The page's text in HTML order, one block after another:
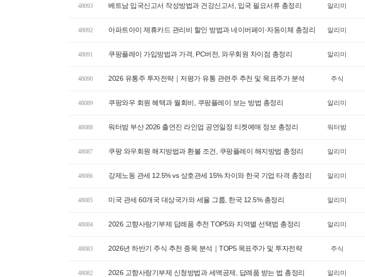
48093 베트남 입국신고서 작성방법과 건강신고서, 입국 필요서류 총정리 알리미
48092 아파트아이 제휴카드 관리비 할인 방법과 네이버페이·자동이체 총정리 알리미
48091 쿠팡플레이 가입방법과 가격, PC버전, 와우회원 차이점 총정리 알리미
48090 2026 유통주 투자전략｜저평가 유통 관련주 추천 및 목표주가 분석 주식
48089 쿠팡와우 회원 혜택과 월회비, 쿠팡플레이 보는 방법 총정리 알리미
48088 워터밤 부산 2026 출연진 라인업 공연일정 티켓예매 정보 총정리 워터밤
48087 쿠팡 와우회원 해지방법과 환불 조건, 쿠팡플레이 해지방법 총정리 알리미
48086 강제노동 관세 12.5% vs 상호관세 15% 차이와 한국 기업 타격 총정리 알리미
48085 미국 관세 60개국 대상국가와 세율 그룹, 한국 12.5% 총정리 알리미
48084 2026 고향사랑기부제 답례품 추천 TOP5와 지역별 선택법 총정리 알리미
48083 2026년 하반기 주식 추천 종목 분석｜TOP5 목표주가 및 투자전략 주식
48082 2026 고향사랑기부제 신청방법과 세액공제, 답례품 받는 법 총정리 알리미